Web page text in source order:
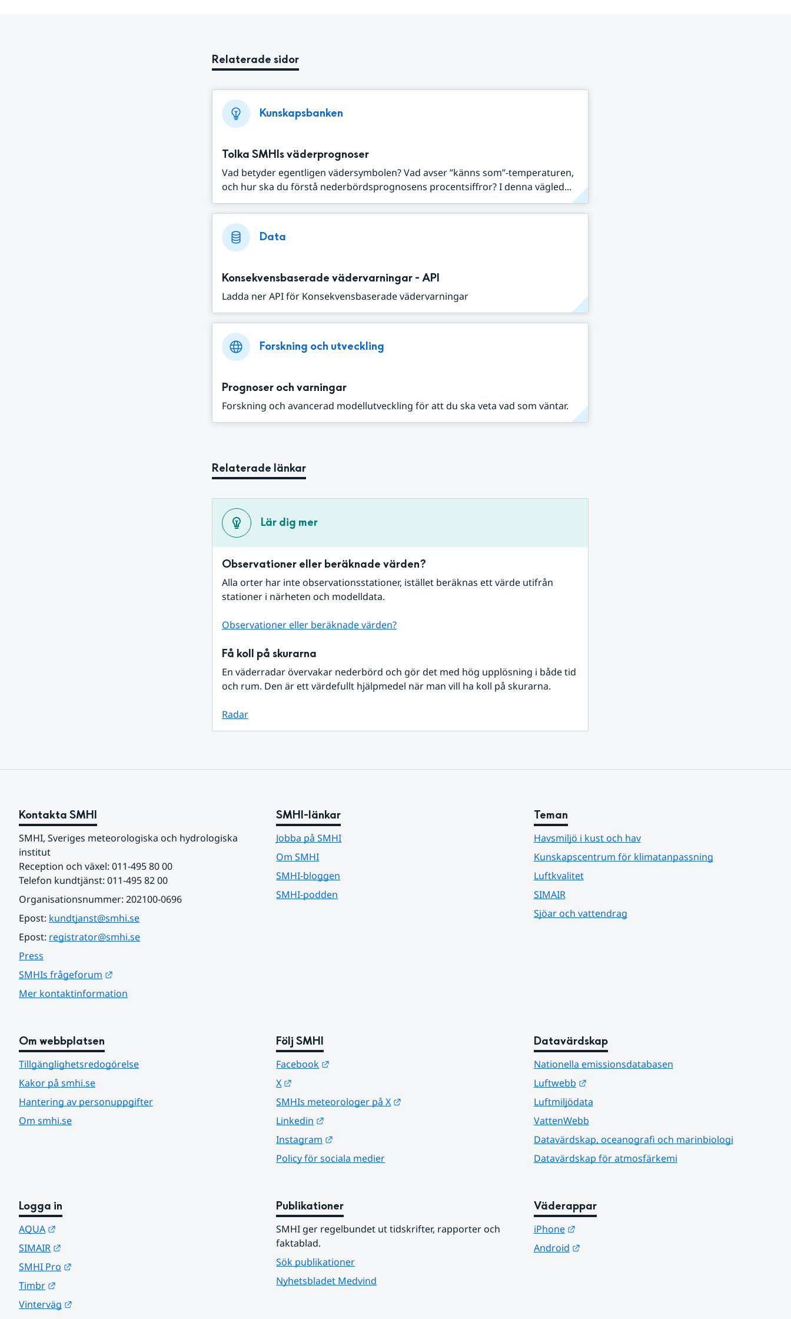
Relaterade sidor
Kunskapsbanken
Tolka SMHIs väderprognoser
Vad betyder egentligen vädersymbolen? Vad avser ”känns som”-temperaturen,
och hur ska du förstå nederbördsprognosens procentsiffror? I denna vägled...
Data
Konsekvensbaserade vädervarningar - API
Ladda ner API för Konsekvensbaserade vädervarningar
Forskning och utveckling
Prognoser och varningar
Forskning och avancerad modellutveckling för att du ska veta vad som väntar.
Relaterade länkar
Lär dig mer
Observationer eller beräknade värden?
Alla orter har inte observationsstationer, istället beräknas ett värde utifrån
stationer i närheten och modelldata.
Observationer eller beräknade värden?
Få koll på skurarna
En väderradar övervakar nederbörd och gör det med hög upplösning i både tid
och rum. Den är ett värdefullt hjälpmedel när man vill ha koll på skurarna.
Radar
Kontakta SMHI
SMHI, Sveriges meteorologiska och hydrologiska
institut
Reception och växel: 011-495 80 00
Telefon kundtjänst: 011-495 82 00
Organisationsnummer: 202100-0696
Epost: kundtjanst@smhi.se
Epost: registrator@smhi.se
Press
SMHIs frågeforum
Mer kontaktinformation
SMHI-länkar
Jobba på SMHI
Om SMHI
SMHI-bloggen
SMHI-podden
Teman
Havsmiljö i kust och hav
Kunskapscentrum för klimatanpassning
Luftkvalitet
SIMAIR
Sjöar och vattendrag
Om webbplatsen
Tillgänglighetsredogörelse
Kakor på smhi.se
Hantering av personuppgifter
Om smhi.se
Följ SMHI
Facebook
X
SMHIs meteorologer på X
Linkedin
Instagram
Policy för sociala medier
Datavärdskap
Nationella emissionsdatabasen
Luftwebb
Länk till annan webbplats.
Luftmiljödata
VattenWebb
Datavärdskap, oceanografi och marinbiologi
Datavärdskap för atmosfärkemi
Logga in
AQUA
SIMAIR
SMHI Pro
Timbr
Vinterväg
Publikationer
SMHI ger regelbundet ut tidskrifter, rapporter och
faktablad.
Sök publikationer
Nyhetsbladet Medvind
Väderappar
iPhone
Länk till annan webbplats.
Android
Länk till annan webbplats.